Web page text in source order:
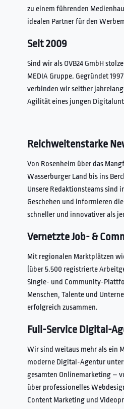
zu einem führenden
idealen Partner für den
Seit 2009
Sind wir als OVB24 GmbH
MEDIA Gruppe. Gegründet
verbinden wir seither
Agilität eines jungen
Reichweitenstarke
Von Rosenheim über das
Wasserburger Land bis ins
Unsere Redaktionsteams sind
Geschehen und informieren
schneller und innovativer als
Vernetzte Job- &
Mit regionalen Marktplätzen
(über 5.500 registrierte
Single- und Community-
Menschen, Talente und
erfolgreich zusammen.
Full-Service Digital-
Wir sind weitaus mehr als ein
moderne Digital-Agentur
gesamten Onlinemarketing –
über professionelles
Content Marketing und